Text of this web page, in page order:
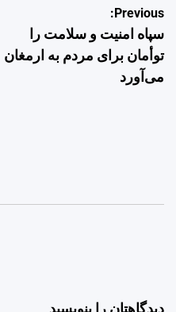
راهبری
نوشته
Previous:
سپاه امنیت و سلامت را
توأمان برای مردم به ارمغان
می‌آورد
دیدگاهتان را بنویسید